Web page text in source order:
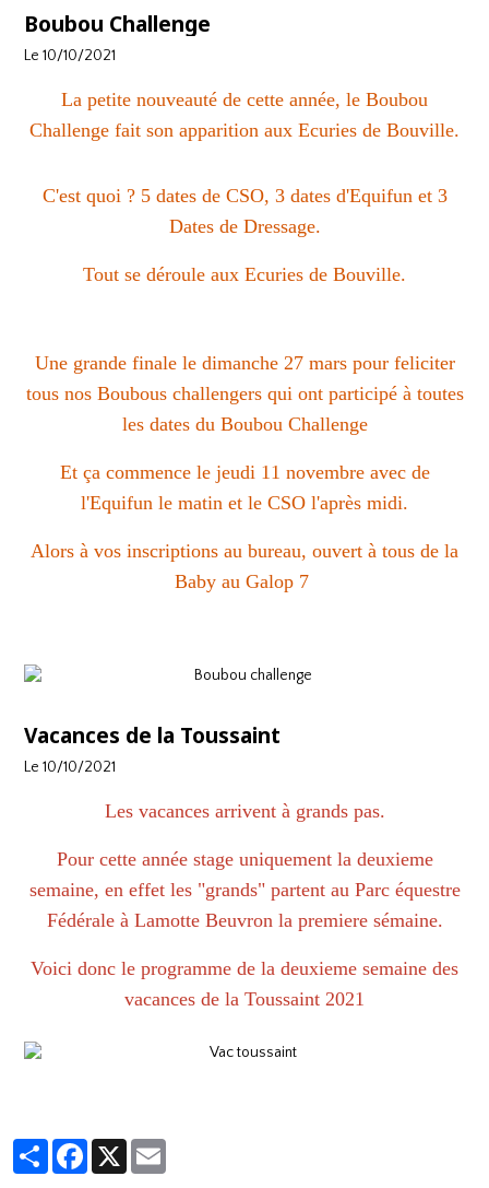
Boubou Challenge
Le 10/10/2021
La petite nouveauté de cette année, le Boubou
Challenge fait son apparition aux Ecuries de Bouville.
C'est quoi ? 5 dates de CSO, 3 dates d'Equifun et 3
Dates de Dressage.
Tout se déroule aux Ecuries de Bouville.
Une grande finale le dimanche 27 mars pour feliciter
tous nos Boubous challengers qui ont participé à toutes
les dates du Boubou Challenge
Et ça commence le jeudi 11 novembre avec de
l'Equifun le matin et le CSO l'après midi.
Alors à vos inscriptions au bureau, ouvert à tous de la
Baby au Galop 7
Vacances de la Toussaint
Le 10/10/2021
Les vacances arrivent à grands pas.
Pour cette année stage uniquement la deuxieme
semaine, en effet les "grands" partent au Parc équestre
Fédérale à Lamotte Beuvron la premiere sémaine.
Voici donc le programme de la deuxieme semaine des
vacances de la Toussaint 2021
PartagerFacebook
X